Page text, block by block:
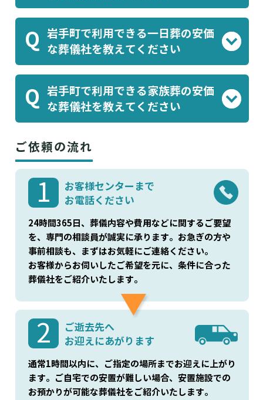
実施しています。葬儀屋さんでご案内可能で
アルファクラブ株式会社のプラン
(¥137,500)、アルファクラブ東北株式会社の
プラン(¥137,500)などがあります。葬儀屋さ
んでご案内可能です。
Q
岩手町で利用できる一日葬の安価
な葬儀社を教えてください
アルファクラブ東北株式会社のプラン
(¥300,298)、アルファクラブ株式会社
のプラ
ン(¥300,300)などがあります。葬儀屋さんで
ご案内可能です。
Q
岩手町で利用できる家族葬の安価
な葬儀社を教えてください
アルファクラブ株式会社
(¥434,500)、アルファクラブ東北株式会社
プラン(¥434,500)
などがあります。葬儀屋さ
んでご案内可能です。
ご依頼の流れ
1
お客様センターまで
お電話ください
24時間365日、葬儀内容や費用などに関するご要望
を、専門の相談員が誠実に承ります。お急ぎの方や
事前相談も、まずはお気軽にご連絡ください。
お客様からお伺いしたご希望を元に、条件に合った
葬儀社をご紹介いたします。
2
ご逝去先へ
お迎えにあがります
通常1時間以内に、ご指定の場所までお迎えに上がり
ます。ご自宅での安置が難しい場合、安置施設での
お預かりが可能な葬儀社をご紹介いたします。